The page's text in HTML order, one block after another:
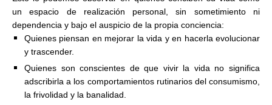
un espacio de realización personal, sin sometimiento ni
dependencia y bajo el auspicio de la propia conciencia:
Quienes piensan en mejorar la vida y en hacerla evolucionar
y trascender.
Quienes son conscientes de que vivir la vida no significa
adscribirla a los comportamientos rutinarios del consumismo,
la frivolidad y la banalidad.